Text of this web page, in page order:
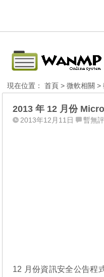
現在位置：首頁 >微軟相關 >
2013 年 12 月份
2013年12月11日 暫無
12 月份資訊安全公告程